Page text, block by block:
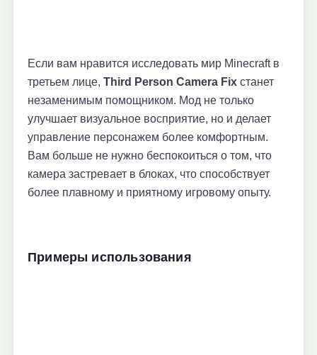
Если вам нравится исследовать мир Minecraft в
третьем лице, Third Person Camera Fix станет
незаменимым помощником. Мод не только
улучшает визуальное восприятие, но и делает
управление персонажем более комфортным.
Вам больше не нужно беспокоиться о том, что
камера застревает в блоках, что способствует
более плавному и приятному игровому опыту.
Примеры использования